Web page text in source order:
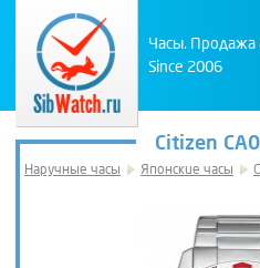
Часы. Продажа
Since 2006
Citizen
Наручные часы Японские часы